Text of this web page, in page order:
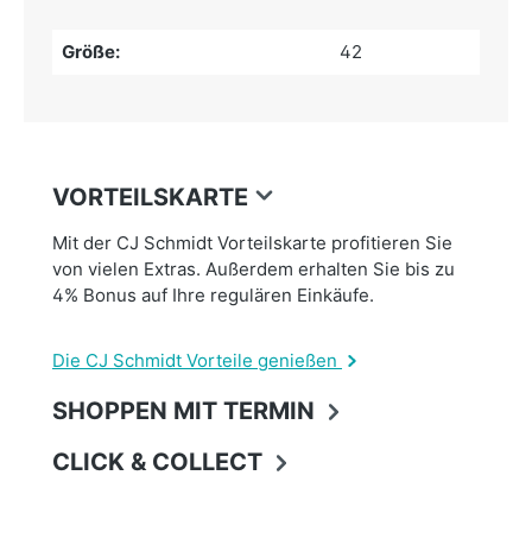
Größe: 42
VORTEILSKARTE
Mit der CJ Schmidt Vorteilskarte profitieren Sie
von vielen Extras. Außerdem erhalten Sie bis zu
4% Bonus auf Ihre regulären Einkäufe.
Die CJ Schmidt Vorteile genießen
SHOPPEN MIT TERMIN
CLICK & COLLECT